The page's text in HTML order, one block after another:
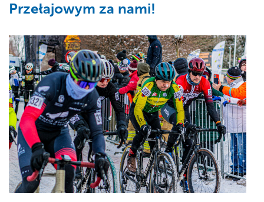
Przełajowym za nami!